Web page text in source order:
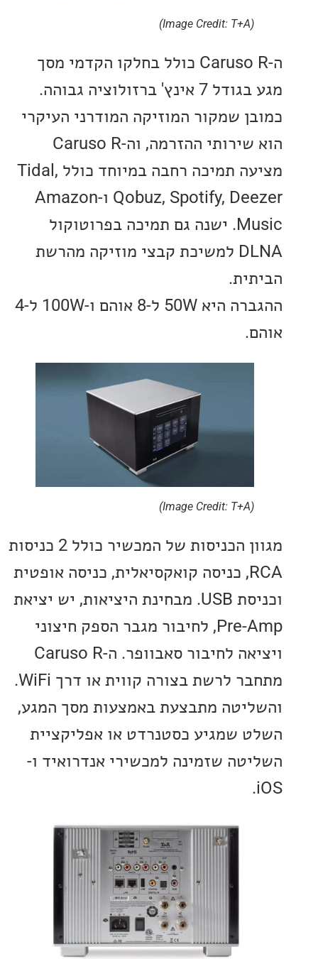
ה-Caruso R כולל בחלקו הקדמי מסך
מגע בגודל 7 אינץ' ברזולוציה גבוהה.
שמקור המוזיקה המודרני העיקרי
הוא שירותי ההזרמה, וה-Caruso R
מציעה תמיכה רחבה במיוחד כולל Tidal,
Qobuz, Spotify, Deezer ו-Amazon
Music. ישנה גם תמיכה בפרוטוקול
DLNA למשיכת קבצי מוזיקה מהרשת
ההגברה היא 50W ל-8 אוהם ו-100W ל-4
מגוון הכניסות של המכשיר כולל 2 כניסות
RCA, כניסה קואקסיאלית, כניסה אופטית
וכניסת USB. מבחינת היציאות, יש יציאת
Pre-Amp, לחיבור מגבר הספק חיצוני
ויציאה לחיבור סאבוופר. ה-Caruso R
מתחבר לרשת בצורה קווית או דרך WiFi.
מתבצעת באמצעות מסך המגע,
שמגיע כסטנרדט או אפליקציית
שזמינה למכשירי אנדרואיד ו-